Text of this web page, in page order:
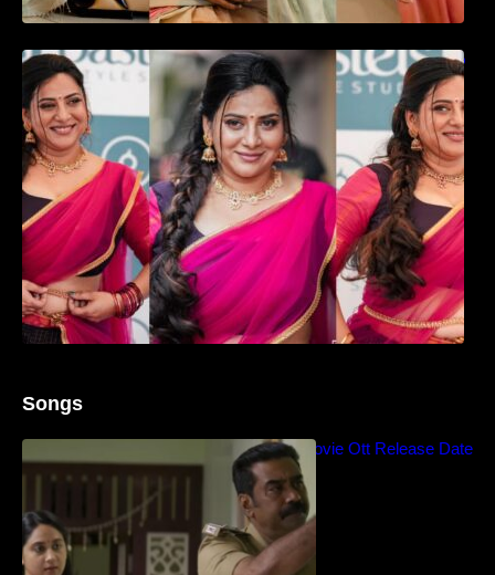
ഉദ്ഘാടന വേദിയിൽ ആരാധരെ മയക്കുന്ന
തകർപ്പൻ ഡൻസുമായി അന്ന രാജൻ..
Songs
Blockbuster Thalavan Movie Ott Release Date
– Video Song Release